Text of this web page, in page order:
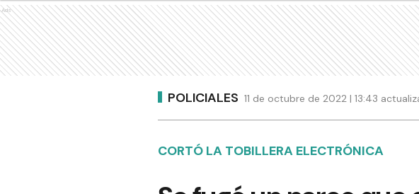
Ads
POLICIALES 11 de octubre de 2022 | 13:43
CORTÓ LA TOBILLERA ELECTRÓNICA